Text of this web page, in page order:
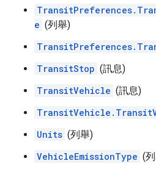
e (列舉)
TransitStop (訊息)
TransitVehicle (訊息)
Units (列舉)
VehicleEmissionType (